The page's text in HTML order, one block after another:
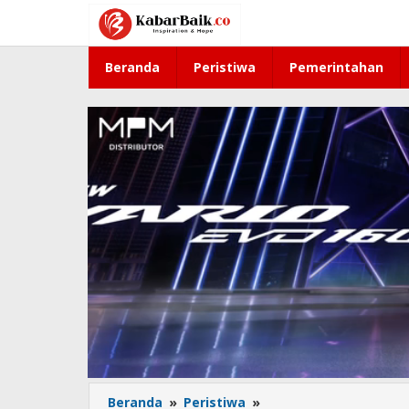
konten
Beranda Peristiwa Pemerintahan
Beranda » Peristiwa »